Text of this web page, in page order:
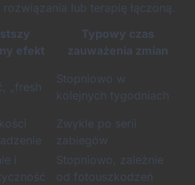
lub terapię łączoną.
efekt
Typowy czas
zauważenia zmian
„fresh
Stopniowo w
kolejnych tygodniach
Zwykle po serii
zabiegów
i
Stopniowo, zależnie
od fotouszkodzeń